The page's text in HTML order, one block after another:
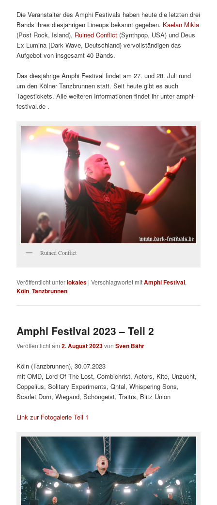
Die Veranstalter des Amphi Festivals haben heute die letzten drei
Bands ihres diesjährigen Lineups bekannt gegeben. Kaelan Mikla
(Post Rock, Island), Ruined Conflict (Synthpop, USA) und Deus
Ex Lumina (Dark Wave, Deutschland) vervollständigen das
Aufgebot von insgesamt 40 Bands.
Das diesjährige Amphi Festival findet am 27. und 28. Juli rund
um den Kölner Tanzbrunnen statt. Seit heute gibt es auch
Tagestickets. Alle weiteren Informationen findet ihr unter amphi-
festival.de .
Ruined Conflict
Veröffentlicht unterlokales |Verschlagwortet mitAmphi Festival,
Köln,Tanzbrunnen
Amphi Festival 2023 – Teil 2
Veröffentlicht am2. August 2023vonSven Bähr
Köln (Tanzbrunnen), 30.07.2023
mit OMD, Lord Of The Lost, Combichrist, Actors, Kite, Unzucht,
Coppelius, Solitary Experiments, Qntal, Whispering Sons,
Scarlet Dorn, Wiegand, Schöngeist, Traitrs, Blitz Union
Link zur Fotogalerie Teil 1